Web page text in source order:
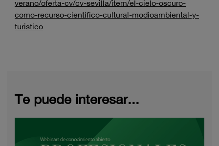
verano/oferta-cv/cv-sevilla/item/el-cielo-oscuro-
como-recurso-cientifico-cultural-modioambiental-y-
turistico
Te puede interesar...